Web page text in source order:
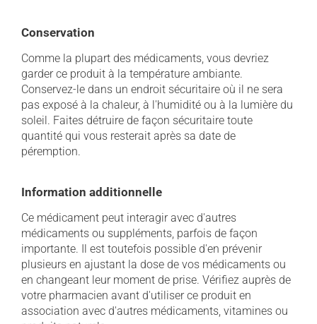
Conservation
Comme la plupart des médicaments, vous devriez
garder ce produit à la température ambiante.
Conservez-le dans un endroit sécuritaire où il ne sera
pas exposé à la chaleur, à l'humidité ou à la lumière du
soleil. Faites détruire de façon sécuritaire toute
quantité qui vous resterait après sa date de
péremption.
Information additionnelle
Ce médicament peut interagir avec d'autres
médicaments ou suppléments, parfois de façon
importante. Il est toutefois possible d'en prévenir
plusieurs en ajustant la dose de vos médicaments ou
en changeant leur moment de prise. Vérifiez auprès de
votre pharmacien avant d'utiliser ce produit en
association avec d'autres médicaments, vitamines ou